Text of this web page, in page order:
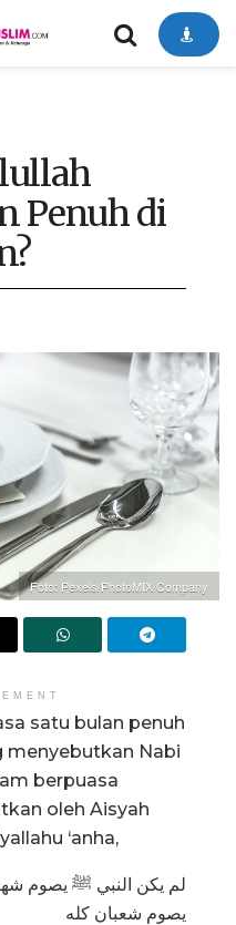
Penuh di
Foto: Pexels/PhotoMIX Company
satu bulan penuh
menyebutkan Nabi
berpuasa
oleh Aisyah
‘anha,
لم يكن النبي ﷺ يصوم
يصوم شعبان كله